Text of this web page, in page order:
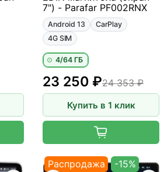
7") - Parafar PF002RNX
Android 13
CarPlay
4G SIM
4/64 ГБ
24 353 ₽
23 250 ₽
Купить в 1 клик
Распродажа -15%